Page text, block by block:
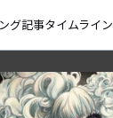
グ記事タイムライン